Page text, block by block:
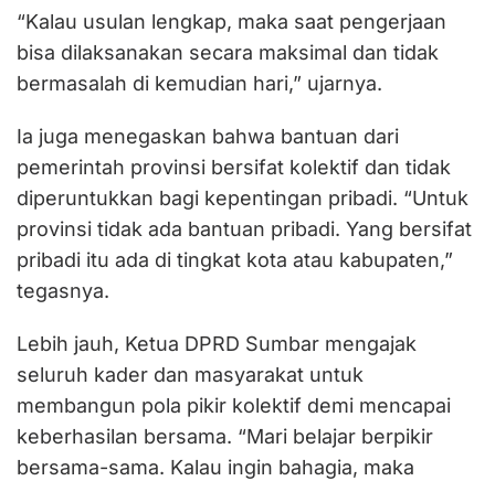
“Kalau usulan lengkap, maka saat pengerjaan
bisa dilaksanakan secara maksimal dan tidak
bermasalah di kemudian hari,” ujarnya.
Ia juga menegaskan bahwa bantuan dari
pemerintah provinsi bersifat kolektif dan tidak
diperuntukkan bagi kepentingan pribadi. “Untuk
provinsi tidak ada bantuan pribadi. Yang bersifat
pribadi itu ada di tingkat kota atau kabupaten,”
tegasnya.
Lebih jauh, Ketua DPRD Sumbar mengajak
seluruh kader dan masyarakat untuk
membangun pola pikir kolektif demi mencapai
keberhasilan bersama. “Mari belajar berpikir
bersama-sama. Kalau ingin bahagia, maka